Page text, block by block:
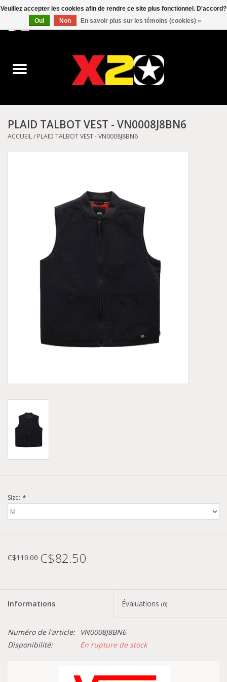
0 Articles - C$0.00
Converse
Kickers
Vêtements
PLAID TALBOT VEST - VN0008J8BN6
ACCUEIL/ PLAID TALBOT VEST - VN0008J8BN6
Size: *
C$110.00 C$82.50
Informations Évaluations (0)
Numéro de l'article:
VN0008J8BN6
Disponibilité:
En rupture de stock
Veuillez accepter les cookies afin de rendre ce site plus fonctionnel. D'accord?
Oui
Non En savoir plus sur les témoins (cookies) »